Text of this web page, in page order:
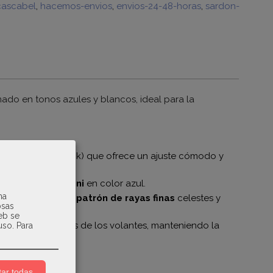
hacemos-envios envios-24-48-horas sardon-
en tonos azules y blancos, ideal para la
(smock) que ofrece un ajuste cómodo y
de flores mini en color azul.
volantes con patrón de rayas finas celestes y
tejido a rayas de los volantes, manteniendo la
se
Para